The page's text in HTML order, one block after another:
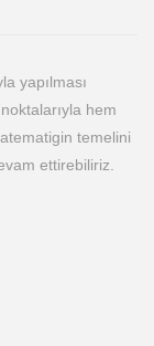
yapılması
hem
temelini
ettirebiliriz.